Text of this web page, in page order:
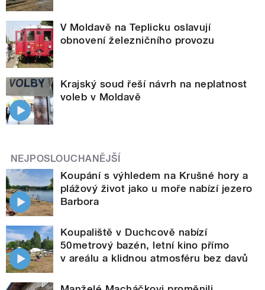
V Moldavě na Teplicku oslavují
obnovení železničního provozu
Krajský soud řeší návrh na neplatnost
voleb v Moldavě
NEJPOSLOUCHANĚJŠÍ
Koupání s výhledem na Krušné hory a
plážový život jako u moře nabízí jezero
Barbora
Koupaliště v Duchcově nabízí
50metrový bazén, letní kino přímo
v areálu a klidnou atmosféru bez davů